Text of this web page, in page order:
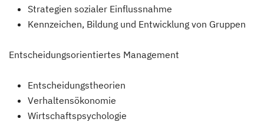
Strategien sozialer Einflussnahme
Kennzeichen, Bildung und Entwicklung von Gruppen
Entscheidungsorientiertes Management
Entscheidungstheorien
Verhaltensökonomie
Wirtschaftspsychologie